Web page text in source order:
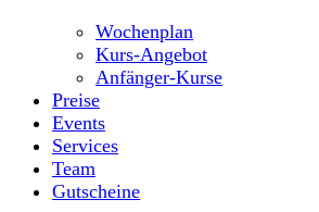
Wochenplan
Kurs-Angebot
Anfänger-Kurse
Preise
Events
Services
Team
Gutscheine